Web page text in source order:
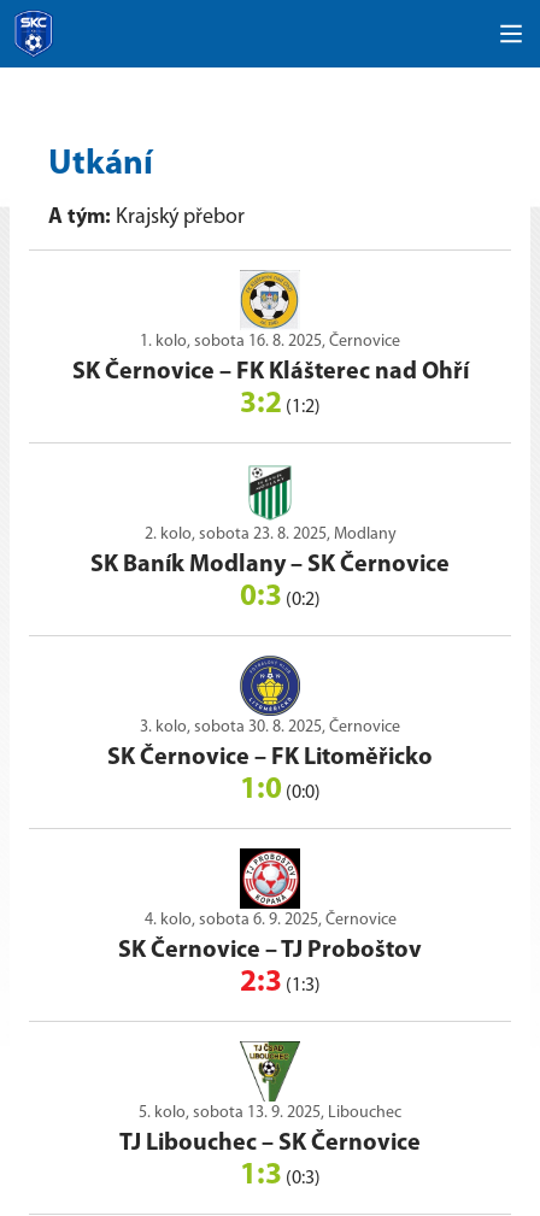
Utkání
A tým: Krajský přebor
1. kolo, sobota 16. 8. 2025, Černovice
SK Černovice – FK Klášterec nad Ohří
3:2 (1:2)
2. kolo, sobota 23. 8. 2025, Modlany
SK Baník Modlany– SK Černovice
0:3 (0:2)
3. kolo, sobota 30. 8. 2025, Černovice
SK Černovice – FK Litoměřicko
1:0 (0:0)
4. kolo, sobota 6. 9. 2025, Černovice
SK Černovice –TJ Proboštov
2:3 (1:3)
5. kolo, sobota 13. 9. 2025, Libouchec
TJ Libouchec – SK Černovice
1:3 (0:3)